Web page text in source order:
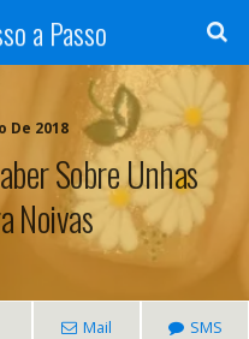
a Passo
De 2018
Sobre Unhas
Noivas
Mail SMS